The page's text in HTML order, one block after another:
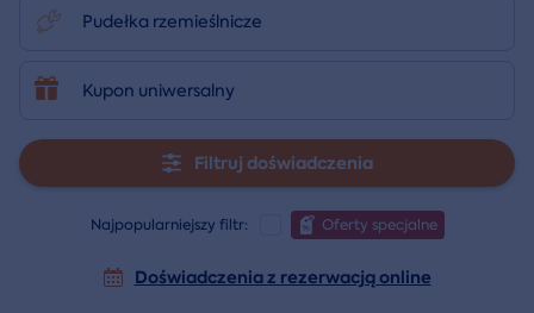
Pudełka rzemieślnicze
Kupon uniwersalny
Filtruj doświadczenia
Najpopularniejszy filtr: Oferty specjalne
Doświadczenia z rezerwacją online